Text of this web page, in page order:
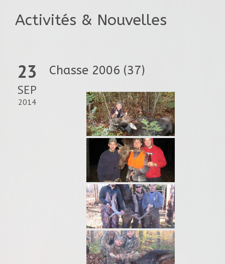
Activités & Nouvelles
23
SEP
2014
Chasse 2006 (37)